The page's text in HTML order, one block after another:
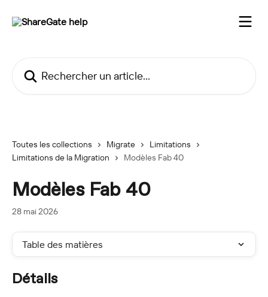
Toutes les collections Migrate
Limitations
Limitations de la Migration
Modèles Fab 40
Modèles Fab 40
28 mai 2026
Table des matières
Détails